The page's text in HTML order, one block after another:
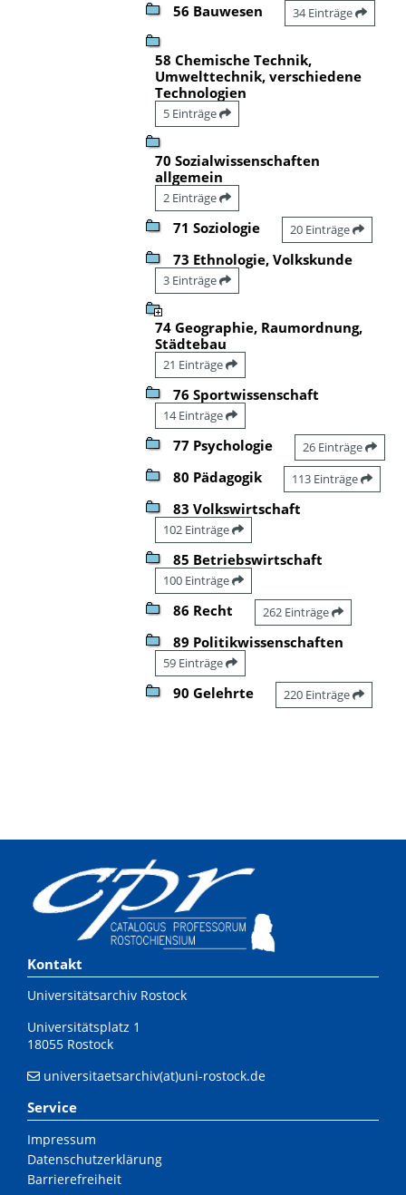
56 Bauwesen 34 Einträge
58 Chemische Technik,
Umwelttechnik, verschiedene
Technologien
5 Einträge
70 Sozialwissenschaften
allgemein
2 Einträge
71 Soziologie 20 Einträge
73 Ethnologie, Volkskunde
3 Einträge
74 Geographie, Raumordnung,
Städtebau
21 Einträge
76 Sportwissenschaft
14 Einträge
77 Psychologie 26 Einträge
80 Pädagogik 113 Einträge
83 Volkswirtschaft
102 Einträge
85 Betriebswirtschaft
100 Einträge
86 Recht 262 Einträge
89 Politikwissenschaften
59 Einträge
90 Gelehrte 220 Einträge
Kontakt
Universitätsarchiv Rostock
Universitätsplatz 1
18055 Rostock
universitaetsarchiv(at)uni-rostock.de
Service
Impressum
Datenschutzerklärung
Barrierefreiheit